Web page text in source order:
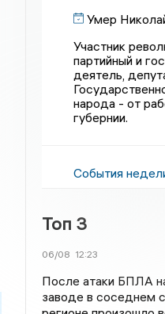
Умер
Участник
партийный и
деятель,
народа - от
губернии.
События
Топ 3
06/08 12:23
После атаки БПЛА
заводе в соседнем